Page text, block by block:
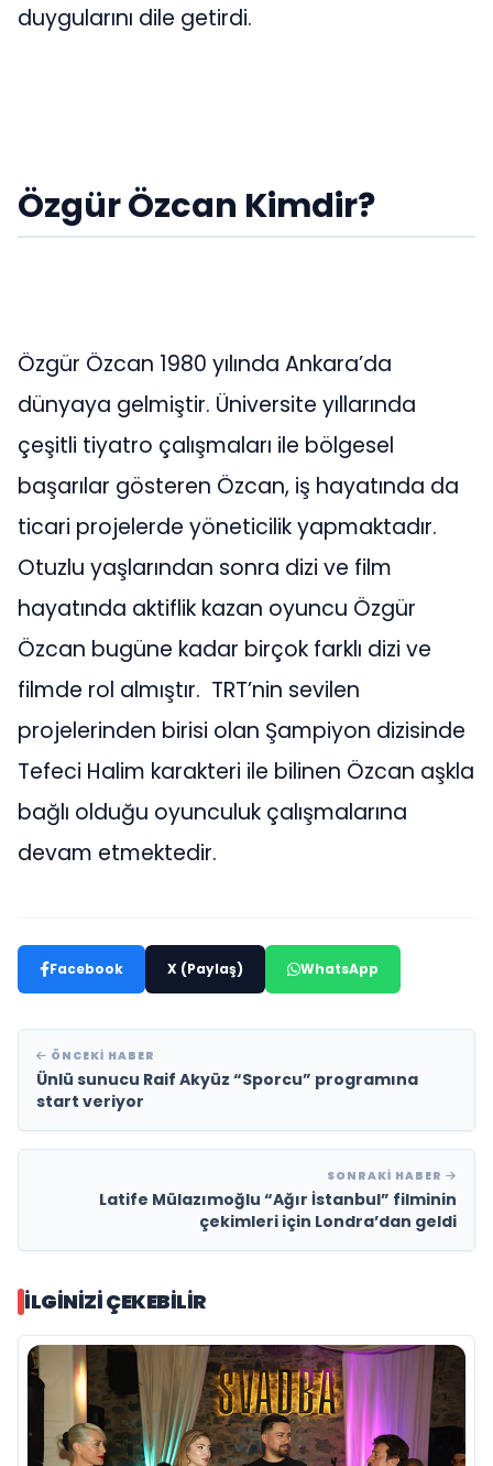
duygularını dile getirdi.
Özgür Özcan Kimdir?
Özgür Özcan 1980 yılında Ankara’da
dünyaya gelmiştir. Üniversite yıllarında
çeşitli tiyatro çalışmaları ile bölgesel
başarılar gösteren Özcan, iş hayatında da
ticari projelerde yöneticilik yapmaktadır.
Otuzlu yaşlarından sonra dizi ve film
hayatında aktiflik kazan oyuncu Özgür
Özcan bugüne kadar birçok farklı dizi ve
filmde rol almıştır. TRT’nin sevilen
projelerinden birisi olan Şampiyon dizisinde
Tefeci Halim karakteri ile bilinen Özcan aşkla
bağlı olduğu oyunculuk çalışmalarına
devam etmektedir.
Facebook X (Paylaş) WhatsApp
ÖNCEKI HABER
Ünlü sunucu Raif Akyüz “Sporcu” programına
start veriyor
SONRAKI HABER
Latife Mülazımoğlu “Ağır İstanbul” filminin
çekimleri için Londra’dan geldi
İLGINIZI ÇEKEBILIR